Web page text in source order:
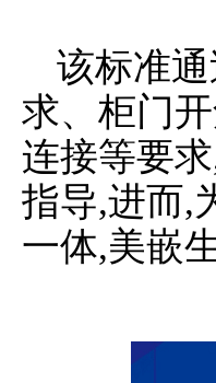
该标准
求、柜门
连接等要
指导,进而,
一体,美嵌